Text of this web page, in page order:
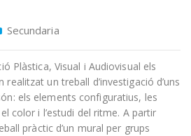
Secundaria
Plàstica, Visual i Audiovisual els
realitzat un treball d’investigació d’uns
els elements configuratius, les
color i l’estudi del ritme. A partir
pràctic d’un mural per grups